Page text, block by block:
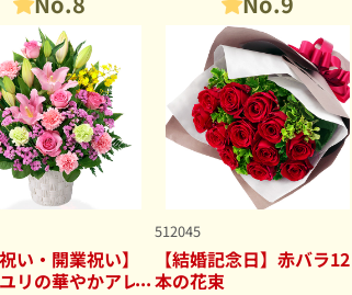
い・開業祝い】
リの華やかアレ
512045
【結婚記念日】赤バラ12
本の花束